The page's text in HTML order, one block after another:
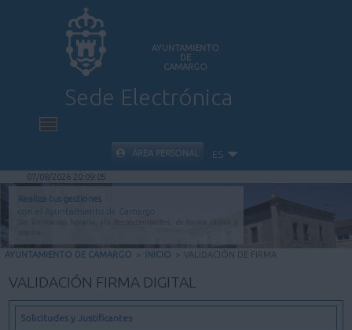
AYUNTAMIENTO
DE
CAMARGO
Sede Electrónica
INICIO
INFORMACIÓN PÚBLICA
CARPETA CIUDADANA
ÁREA PERSONAL ES
07/08/2026 20:09:05
Realiza tus gestiones
con el Ayuntamiento de Camargo
AYUNTAMIENTO DE CAMARGO > INICIO > VALIDACIÓN DE FIRMA
VALIDACIÓN FIRMA DIGITAL
Solicitudes y Justificantes